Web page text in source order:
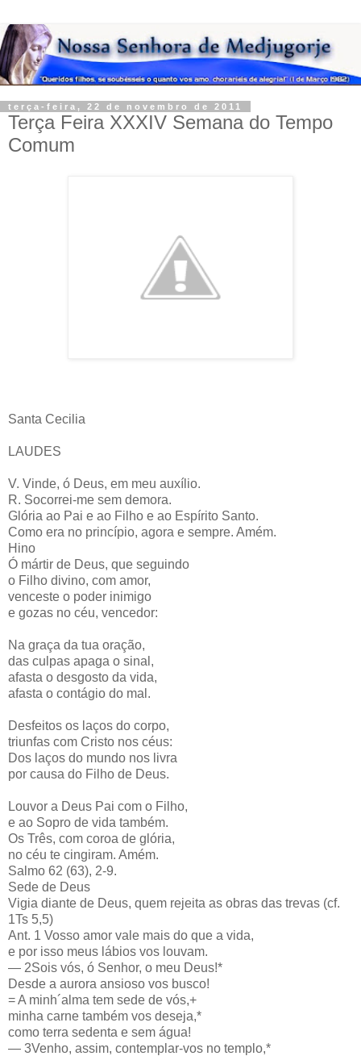
terça-feira, 22 de novembro de 2011
Terça Feira XXXIV Semana do Tempo
Comum
Santa Cecilia
LAUDES
V. Vinde, ó Deus, em meu auxílio.
R. Socorrei-me sem demora.
Glória ao Pai e ao Filho e ao Espírito Santo.
Como era no princípio, agora e sempre. Amém.
Hino
Ó mártir de Deus, que seguindo
o Filho divino, com amor,
venceste o poder inimigo
e gozas no céu, vencedor:
Na graça da tua oração,
das culpas apaga o sinal,
afasta o desgosto da vida,
afasta o contágio do mal.
Desfeitos os laços do corpo,
triunfas com Cristo nos céus:
Dos laços do mundo nos livra
por causa do Filho de Deus.
Louvor a Deus Pai com o Filho,
e ao Sopro de vida também.
Os Três, com coroa de glória,
no céu te cingiram. Amém.
Salmo 62 (63), 2-9.
Sede de Deus
Vigia diante de Deus, quem rejeita as obras das trevas (cf.
1Ts 5,5)
Ant. 1 Vosso amor vale mais do que a vida,
e por isso meus lábios vos louvam.
— 2Sois vós, ó Senhor, o meu Deus!*
Desde a aurora ansioso vos busco!
= A minh´alma tem sede de vós,+
minha carne também vos deseja,*
como terra sedenta e sem água!
— 3Venho, assim, contemplar-vos no templo,*